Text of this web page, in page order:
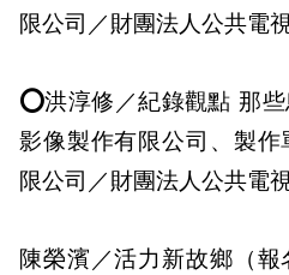
限公司／財團法人公共電
⭕洪淳修／紀錄觀點 那
影像製作有限公司、製
限公司／財團法人公共電
陳榮濱／活力新故鄉（報